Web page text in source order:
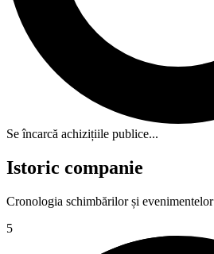
Se încarcă achizițiile publice...
Istoric companie
Cronologia schimbărilor și evenimentelor
5